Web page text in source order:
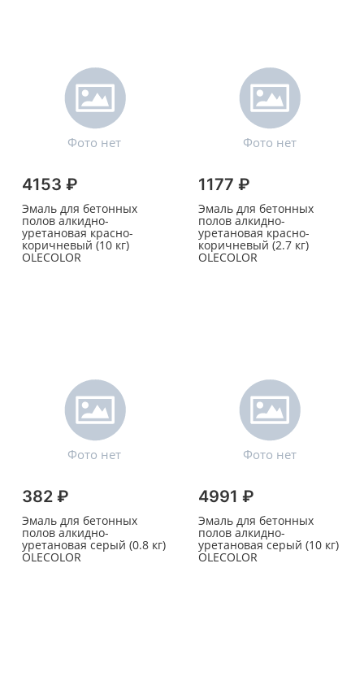
4153 ₽
Эмаль для бетонных
полов алкидно-
уретановая красно-
коричневый (10 кг)
OLECOLOR
1177 ₽
Эмаль для бетонных
полов алкидно-
уретановая красно-
коричневый (2.7 кг)
OLECOLOR
382 ₽
Эмаль для бетонных
полов алкидно-
уретановая серый (0.8 кг)
OLECOLOR
4991 ₽
Эмаль для бетонных
полов алкидно-
уретановая серый (10 кг)
OLECOLOR